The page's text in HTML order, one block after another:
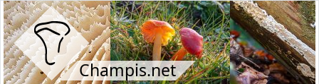
Champis.net